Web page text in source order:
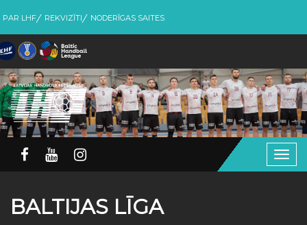
PAR LHF REKVIZĪTI NODERĪGAS SAITES
BALTIJAS LĪGA